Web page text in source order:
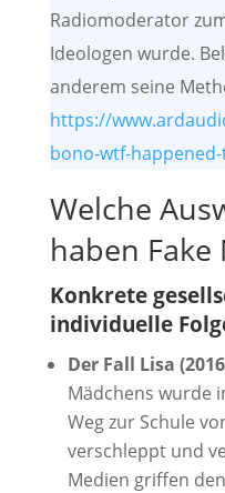
Radiomoderator
Ideologen wurde.
anderem seine
https://
bono-wtf-
Welche
haben Fake
Konkrete
individuelle
Der Fall Lisa
Mädchens wurde
Weg zur Schule
verschleppt und
Medien griffen